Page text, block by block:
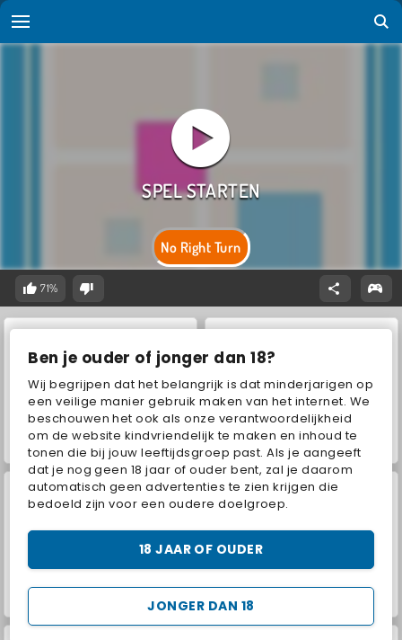
Ben je ouder of jonger dan 18?
Wij begrijpen dat het belangrijk is dat minderjarigen op
een veilige manier gebruik maken van het internet. We
beschouwen het ook als onze verantwoordelijkheid
om de website kindvriendelijk te maken en inhoud te
tonen die bij jouw leeftijdsgroep past. Als je aangeeft
dat je nog geen 18 jaar of ouder bent, zal je daarom
automatisch geen advertenties te zien krijgen die
bedoeld zijn voor een oudere doelgroep.
JONGER DAN 18
18 JAAR OF OUDER
No Right Turn
71%
Hidden Object: Street of Secrets VegaMix Da Vinci Puzzles
ASMR Makeover & Makeup Studio World War 2 Shooter